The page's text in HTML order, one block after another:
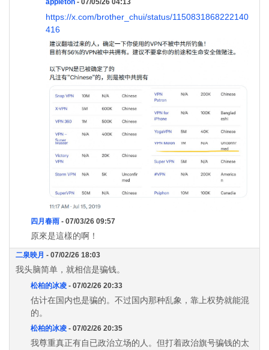
appleton - 07/05/26 04:13
https://x.com/brother_chui/status/1150831868222140
416
四月春雨 - 07/03/26 09:57
原來是這樣的啊！
二泉映月 - 07/02/26 18:03
我头脑简单，就相信是骗钱。
松柏的冰凌 - 07/02/26 20:33
估计在国内也是骗的。不过国内那种乱象，靠上权势就能混
的。
松柏的冰凌 - 07/02/26 20:35
我尊重真正有自已政治立场的人。但打着政治旗号骗钱的太